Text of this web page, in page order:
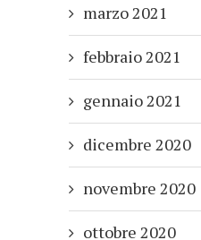
marzo 2021
febbraio 2021
gennaio 2021
dicembre 2020
novembre 2020
ottobre 2020